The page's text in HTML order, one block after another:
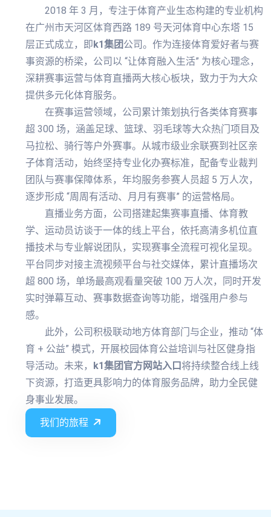
2018 年 3 月，专注于体育产业生态构建的专业机构
在广州市天河区体育西路 189 号天河体育中心东塔 15
层正式成立，即k1集团公司。作为连接体育爱好者与赛
事资源的桥梁，公司以 “让体育融入生活” 为核心理念，
深耕赛事运营与体育直播两大核心板块，致力于为大众
提供多元化体育服务。
在赛事运营领域，公司累计策划执行各类体育赛事
超 300 场，涵盖足球、篮球、羽毛球等大众热门项目及
马拉松、骑行等户外赛事。从城市级业余联赛到社区亲
子体育活动，始终坚持专业化办赛标准，配备专业裁判
团队与赛事保障体系，年均服务参赛人员超 5 万人次，
逐步形成 “周周有活动、月月有赛事” 的运营格局。
直播业务方面，公司搭建起集赛事直播、体育教
学、运动员访谈于一体的线上平台，依托高清多机位直
播技术与专业解说团队，实现赛事全流程可视化呈现。
平台同步对接主流视频平台与社交媒体，累计直播场次
超 800 场，单场最高观看量突破 100 万人次，同时开发
实时弹幕互动、赛事数据查询等功能，增强用户参与
感。
此外，公司积极联动地方体育部门与企业，推动 “体
育 + 公益” 模式，开展校园体育公益培训与社区健身指
导活动。未来， k1集团官方网站入口将持续整合线上线
下资源，打造更具影响力的体育服务品牌，助力全民健
身事业发展。
我们的旅程